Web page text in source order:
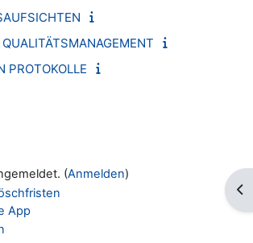
PROTOKOLLE
(Anmelden)
App